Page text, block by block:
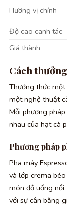
Hương vị chính
Độ cao canh tác
Giá thành
Cách
Thưởng thức
một nghệ thuật
Mỗi phương
nhau của hạt cà
Phương pháp
Pha máy
và lớp crema
món đồ uống nổi
với sự cân bằng